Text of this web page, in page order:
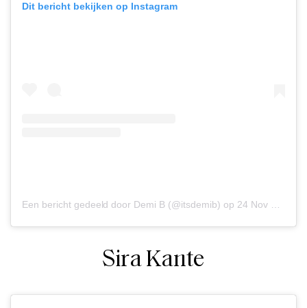
Dit bericht bekijken op Instagram
Een bericht gedeeld door Demi B (@itsdemib) op 24 Nov 2019 om 2:57 (PST)
Sira Kante